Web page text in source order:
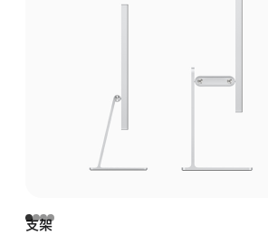
支架